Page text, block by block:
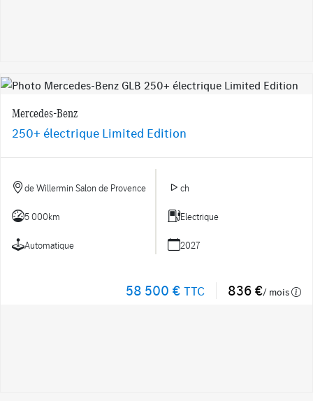
Mercedes-Benz
250+ électrique Limited Edition
de Willermin Salon de Provence ch
5 000km Electrique
Automatique 2027
58 500 € TTC 836 €/ mois